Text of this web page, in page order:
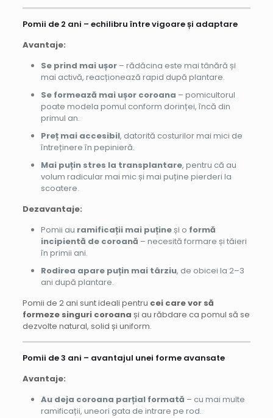
Pomii de 2 ani – echilibru între vigoare și adaptare
Avantaje:
Se prind mai ușor– rădăcina este mai tânără și
mai activă, reacționează rapid după plantare.
Se formează mai ușor coroana – pomicultorul
poate modela pomul conform dorinței, încă din
primul an.
Preț mai accesibil, datorită costurilor mai mici de
întreținere în pepinieră.
Mai puțin stres la transplantare, pentru că au
volum radicular mai mic și mai puține pierderi la
scoatere.
Dezavantaje:
Pomii au ramificații mai puțineși o formă
incipientă de coroană – necesită formare și tăieri
în primii ani.
Rodirea apare puțin mai târziu, de obicei la 2–3
ani după plantare.
Pomii de 2 ani sunt ideali pentru cei care vor să
formeze singuri coroana și au răbdare ca pomul să se
dezvolte natural, solid și uniform.
Pomii de 3 ani – avantajul unei forme avansate
Avantaje:
Au deja coroana parțial formată – cu mai multe
ramificații, uneori gata de intrare pe rod.